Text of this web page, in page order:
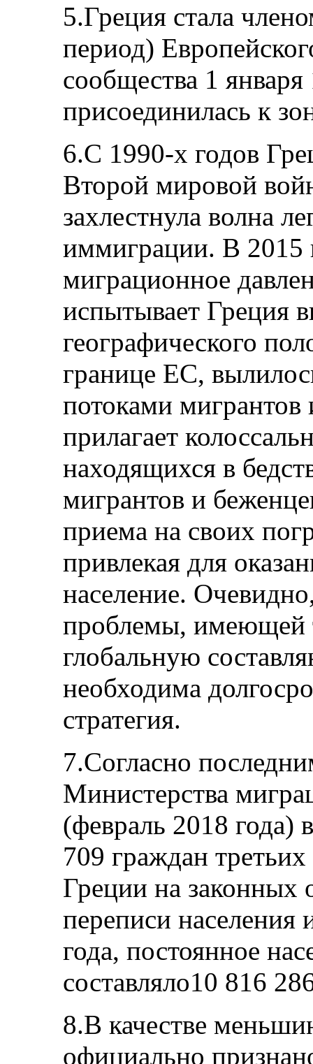
5.Греция стала
период)
сообщества 1 января
присоединилась к
6.С 1990-х годов
Второй мировой
захлестнула волна
иммиграции. В 2015
миграционное
испытывает Греция
географического
границе ЕС,
потоками
прилагает
находящихся в
мигрантов и
приема на своих
привлекая для
население.
проблемы, имеющей
глобальную
необходима
стратегия.
7.Согласно
Министерства
(февраль 2018 года)
709 граждан
Греции на законных
переписи
года, постоянное
составляло10 816
8.В качестве
официально